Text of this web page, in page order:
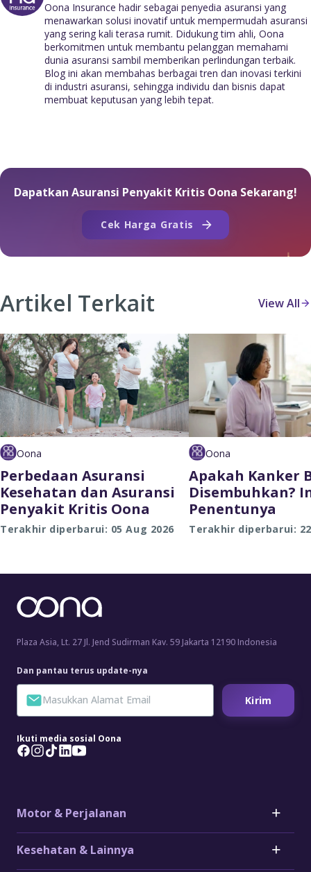
Oona Insurance hadir sebagai penyedia asuransi yang
menawarkan solusi inovatif untuk mempermudah asuransi
yang sering kali terasa rumit. Didukung tim ahli, Oona
berkomitmen untuk membantu pelanggan memahami
dunia asuransi sambil memberikan perlindungan terbaik.
Blog ini akan membahas berbagai tren dan inovasi terkini
di industri asuransi, sehingga individu dan bisnis dapat
membuat keputusan yang lebih tepat.
Dapatkan Asuransi Penyakit Kritis Oona Sekarang!
Cek Harga Gratis
Artikel Terkait View All
Oona
Perbedaan Asuransi
Kesehatan dan Asuransi
Penyakit Kritis Oona
Terakhir diperbarui: 05 Aug 2026
Oona
Apakah Kanker
Disembuhkan?
Penentunya
Terakhir diperbarui: 22
Plaza Asia, Lt. 27 Jl. Jend Sudirman Kav. 59 Jakarta 12190 Indonesia
Ikuti media sosial Oona
Dan pantau terus update-nya
Kirim
Motor & Perjalanan
Asuransi Mobil
Kesehatan & Lainnya